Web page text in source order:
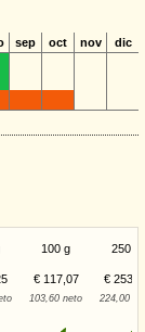
sep oct nov
dic
100 g 250 g
€ 117,07 € 253,12
103,60 neto 224,00